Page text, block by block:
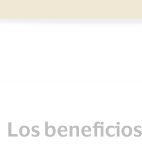
Los